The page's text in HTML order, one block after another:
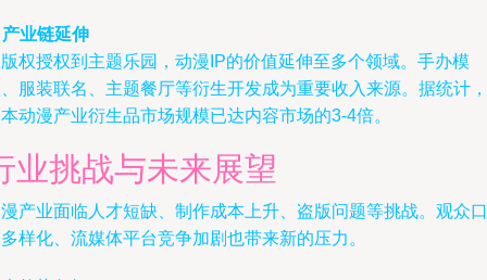
业链延伸
权授权到主题乐园，动漫IP的价值延伸至多个领域。手办模
服装联名、主题餐厅等衍生开发成为重要收入来源。据统计，
动漫产业衍生品市场规模已达内容市场的3-4倍。
业挑战与未来展望
产业面临人才短缺、制作成本上升、盗版问题等挑战。观众口
样化、流媒体平台竞争加剧也带来新的压力。